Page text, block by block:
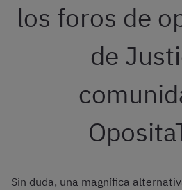
los foros de
de
Sin duda, una magnífica